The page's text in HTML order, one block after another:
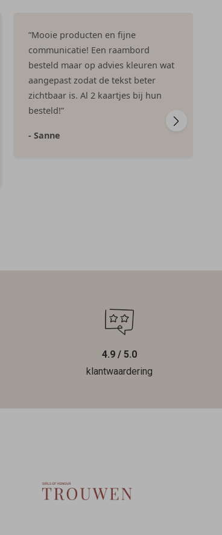
“Mooie producten en fijne
communicatie! Een raambord
besteld maar op advies kleuren wat
aangepast zodat de tekst beter
zichtbaar is. Al 2 kaartjes bij hun
besteld!”
- Sanne
4.9 / 5.0
klantwaardering